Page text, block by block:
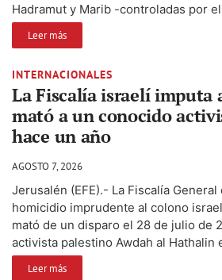
Hadramut y Marib -controladas por
Leer más
INTERNACIONALES
La Fiscalía israelí imputa
mató a un conocido
hace un año
AGOSTO 7, 2026
Jerusalén (EFE).- La Fiscalía
homicidio imprudente al colono
mató de un disparo el 28 de julio de
activista palestino Awdah al Hathalin
Leer más